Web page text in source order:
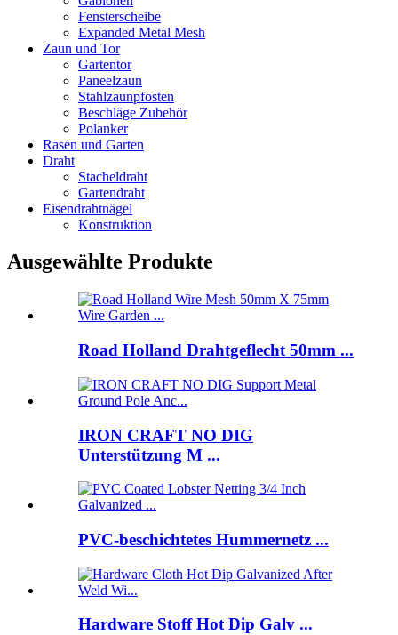
Fensterscheibe
Expanded Metal Mesh
Zaun und Tor
Gartentor
Paneelzaun
Stahlzaunpfosten
Beschläge Zubehör
Polanker
Rasen und Garten
Draht
Stacheldraht
Gartendraht
Eisendrahtnägel
Konstruktion
Ausgewählte Produkte
Road Holland Drahtgeflecht 50mm ...
IRON CRAFT NO DIG
Unterstützung M ...
PVC-beschichtetes Hummernetz ...
Hardware Stoff Hot Dip Galv ...